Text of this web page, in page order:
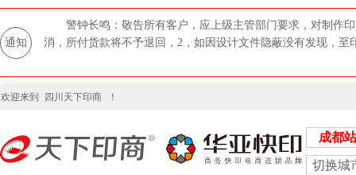
通知
警钟长鸣：敬告所有客户，应上级主管部门要求，对制作
消，所付货款将不予退回，2，如因设计文件隐蔽没有发现，
欢迎来到 四川天下印商 ！
成都站
切换城